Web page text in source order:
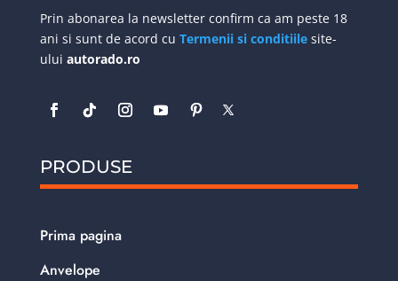
Prin abonarea la newsletter confirm ca am peste 18
ani si sunt de acord cu Termenii si conditiilesite-
ului autorado.ro
PRODUSE
Prima pagina
Anvelope